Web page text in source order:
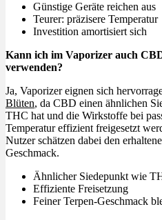
Günstige Geräte reichen aus
Teurer: präzisere Temperatur
Investition amortisiert sich
Kann ich im Vaporizer auch
verwenden?
Ja, Vaporizer eignen sich
Blüten, da CBD einen ähnlichen
THC hat und die Wirkstoffe bei
Temperatur effizient freigesetzt
Nutzer schätzen dabei den
Geschmack.
Ähnlicher Siedepunkt wie
Effiziente Freisetzung
Feiner Terpen-Geschmack